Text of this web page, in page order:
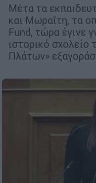
Μέτα τα
και Μωραΐτη, τα
Fund, τώρα έγινε
ιστορικό σχολείο
Πλάτων»